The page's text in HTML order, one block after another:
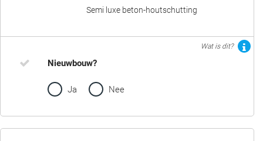
Semi luxe beton-houtschutting
Wat is dit?
Nieuwbouw?
Ja Nee